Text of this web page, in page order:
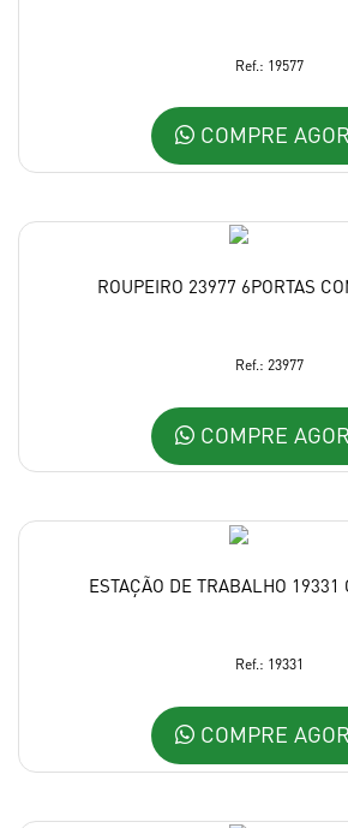
Ref.: 19577
COMPRE
ROUPEIRO 23977 6PORTAS
Ref.: 23977
COMPRE
ESTAÇÃO DE TRABALHO 19331
Ref.: 19331
COMPRE